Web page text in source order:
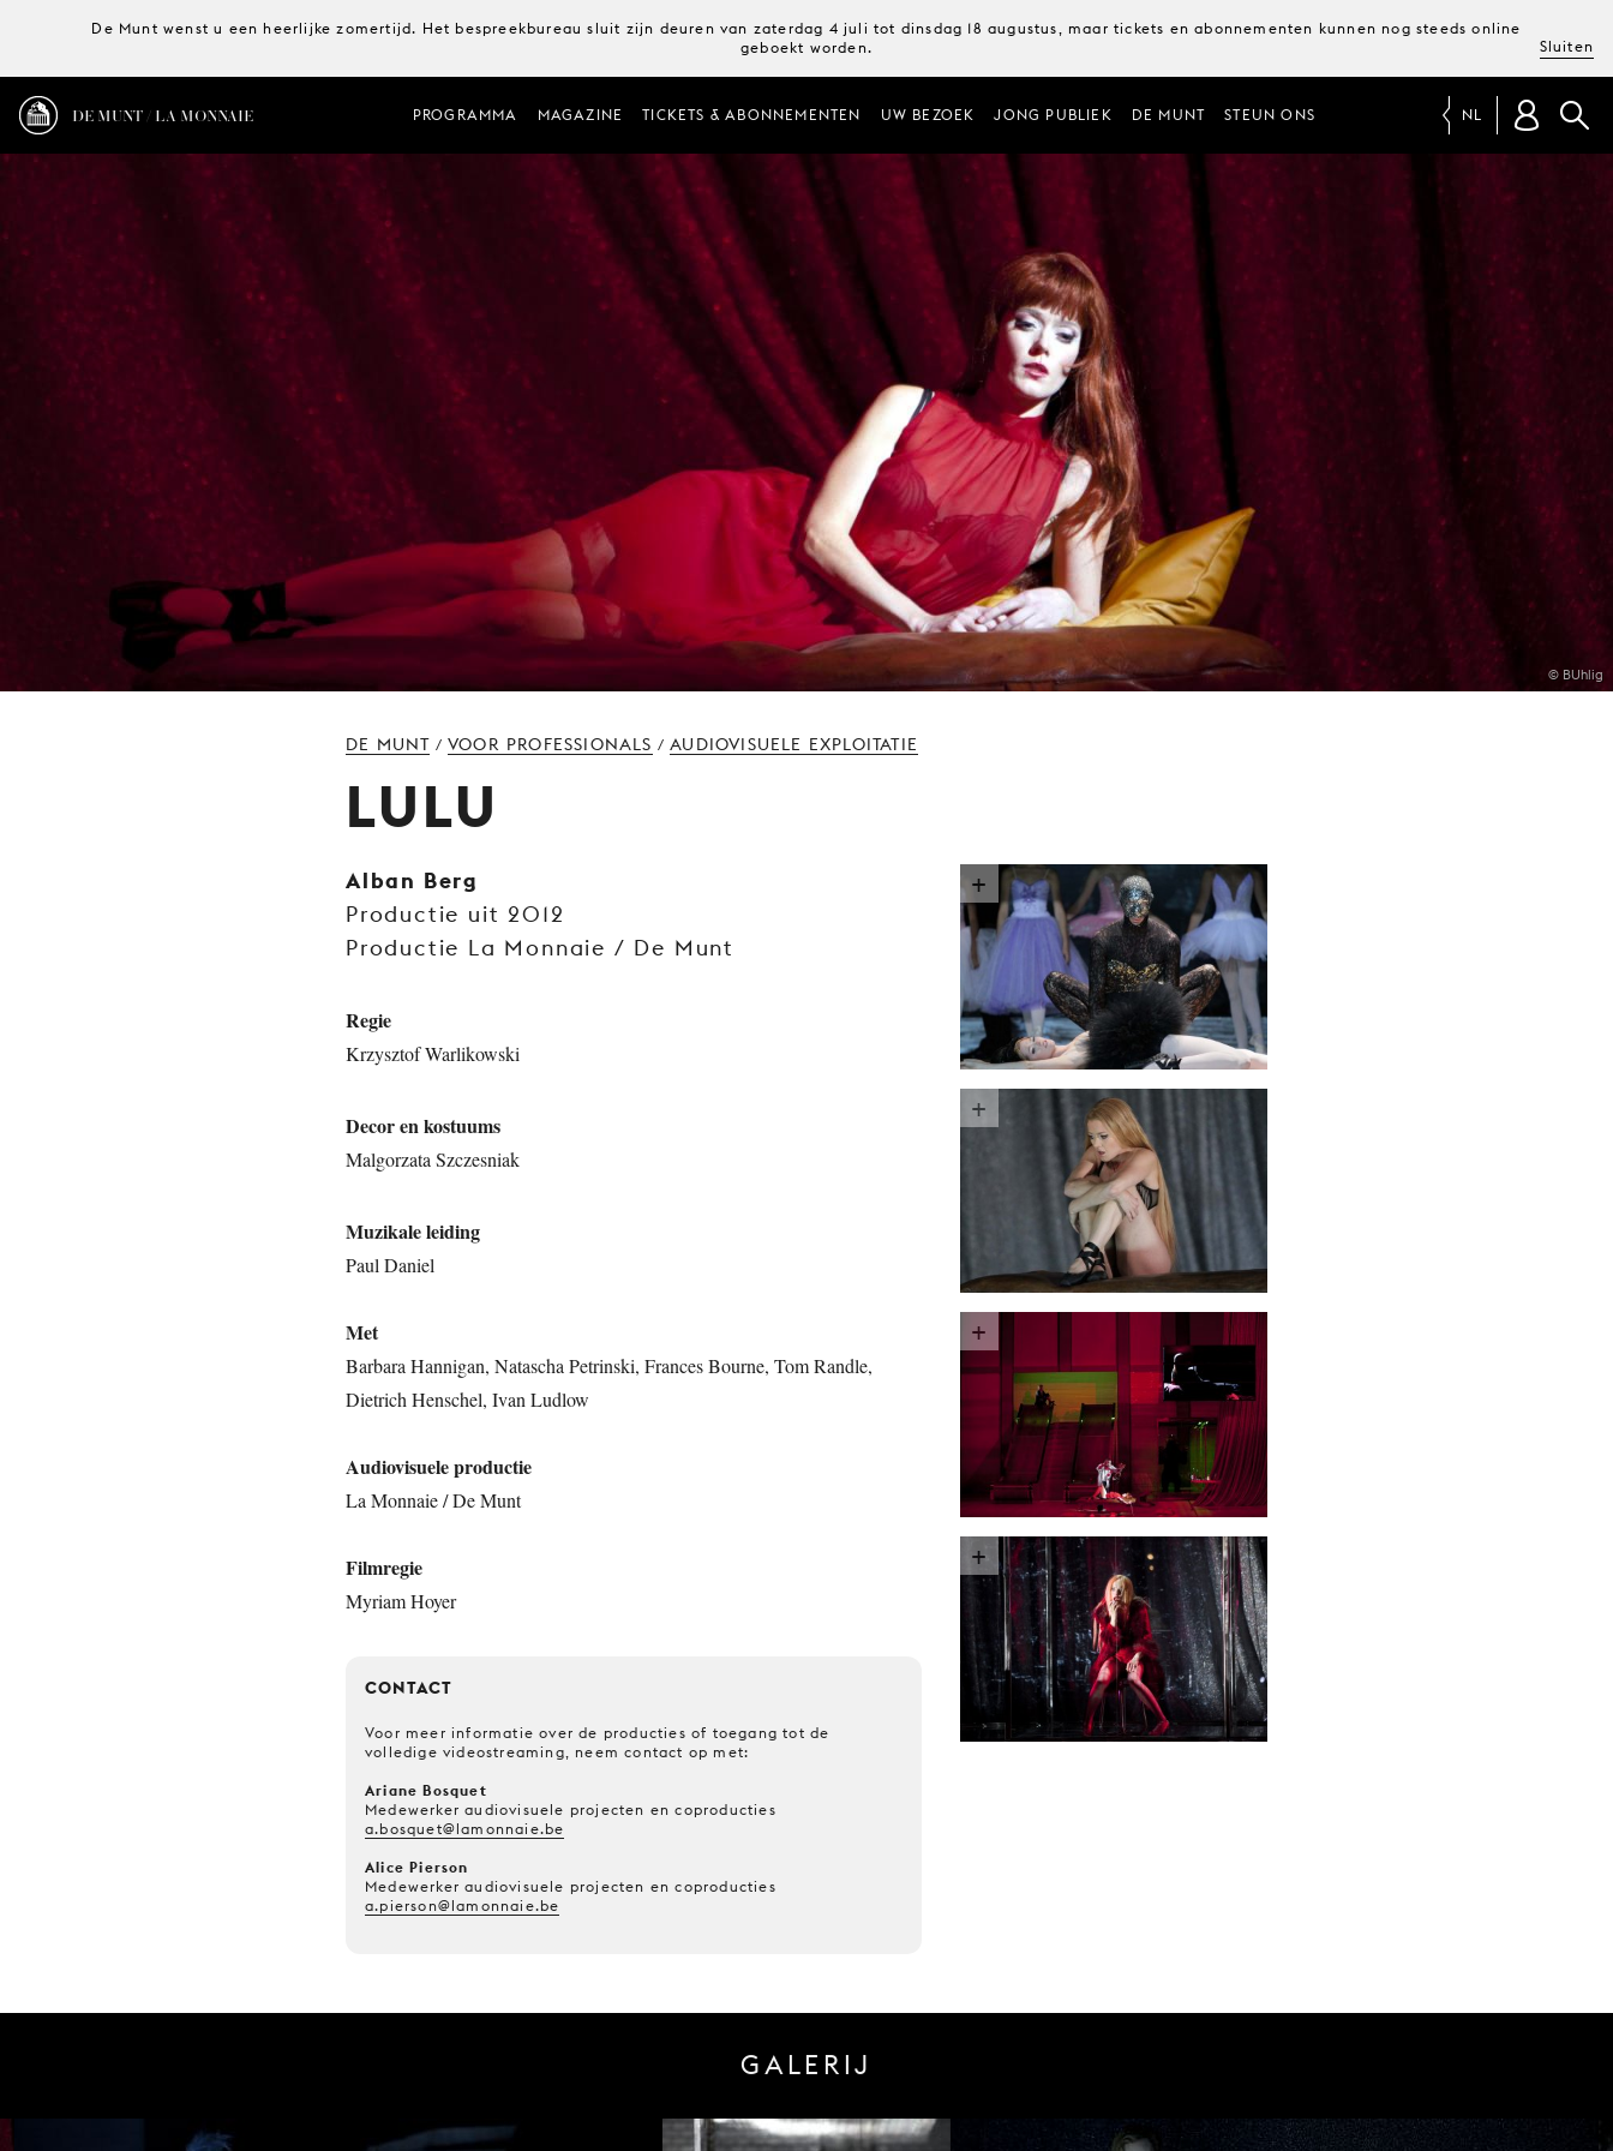
De Munt wenst u een heerlijke zomertijd. Het bespreekbureau sluit zijn deuren van zaterdag 4 juli tot dinsdag 18 augustus, maar tickets en abonnementen kunnen nog steeds online
geboekt worden.
Sluiten
DE MUNT / LA MONNAIE PROGRAMMA MAGAZINE TICKETS & ABONNEMENTEN UW BEZOEK JONG PUBLIEK DE MUNT STEUN ONS NL
© BUhlig
DE MUNT /VOOR PROFESSIONALS /AUDIOVISUELE EXPLOITATIE
LULU
Alban Berg
Productie uit 2012
Productie La Monnaie / De Munt
Regie
Krzysztof Warlikowski
Decor en kostuums
Malgorzata Szczesniak
Muzikale leiding
Paul Daniel
Met
Barbara Hannigan, Natascha Petrinski, Frances Bourne, Tom Randle,
Dietrich Henschel, Ivan Ludlow
Audiovisuele productie
La Monnaie / De Munt
Filmregie
Myriam Hoyer
CONTACT
Voor meer informatie over de producties of toegang tot de
volledige videostreaming, neem contact op met:
Ariane Bosquet
Medewerker audiovisuele projecten en coproducties
a.bosquet@lamonnaie.be
Alice Pierson
Medewerker audiovisuele projecten en coproducties
a.pierson@lamonnaie.be
GALERIJ